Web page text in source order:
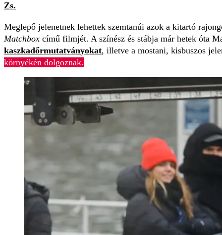
Zs.
Meglepő jelenetnek lehettek szemtanúi azok a kitartó
Matchbox című filmjét. A színész és stábja már hetek óta
kaszkadőrmutatványokat, illetve a mostani, kisbuszos
környékén dolgoznak.